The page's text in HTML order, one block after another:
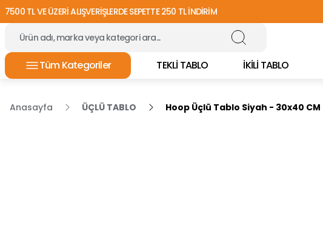
7500 TL VE ÜZERİ ALIŞVERİŞLERDE SEPETTE 250 TL İNDİRİM
Tüm Kategoriler TEKLİ TABLO İKİLİ TABLO
Anasayfa ÜÇLÜ TABLO Hoop Üçlü Tablo Siyah - 30x40 CM